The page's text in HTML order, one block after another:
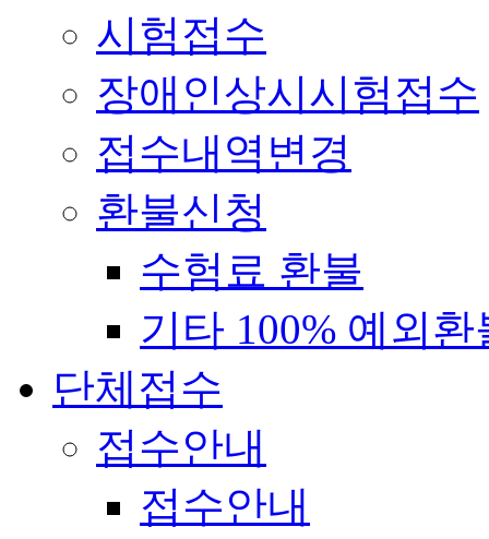
시험접수
장애인상시시험접수
접수내역변경
환불신청
수험료 환불
기타 100% 예외환
단체접수
접수안내
접수안내